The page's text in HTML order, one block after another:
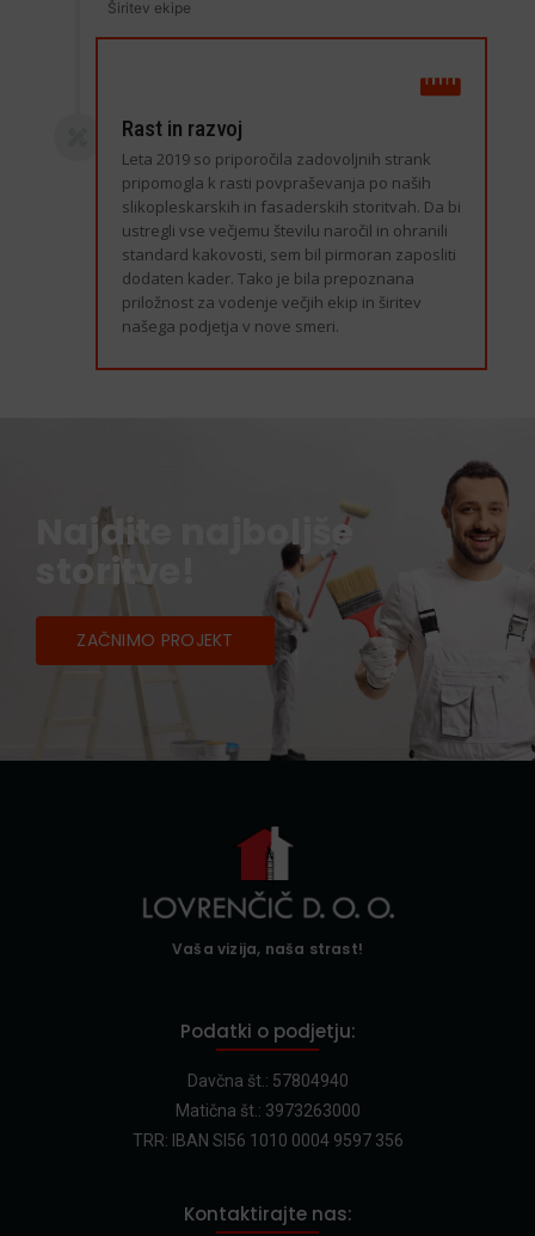
Širitev ekipe
Rast in razvoj
Leta 2019 so priporočila zadovoljnih strank
pripomogla k rasti povpraševanja po naših
slikopleskarskih in fasaderskih storitvah. Da bi
ustregli vse večjemu številu naročil in ohranili
standard kakovosti, sem bil pirmoran zaposliti
dodaten kader. Tako je bila prepoznana
priložnost za vodenje večjih ekip in širitev
našega podjetja v nove smeri.
Najdite najboljše
storitve!
ZAČNIMO PROJEKT
Vaša vizija, naša strast!
Podatki o podjetju:
Davčna št.: 57804940
Matična št.: 3973263000
TRR: IBAN SI56 1010 0004 9597 356
Kontaktirajte nas: